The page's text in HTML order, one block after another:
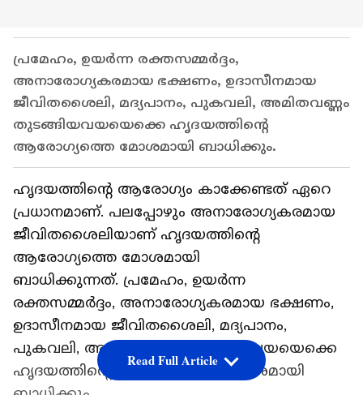
പ്രമേഹം, ഉയര്‍ന്ന രക്തസമ്മര്‍ദ്ദം,
അനാരോഗ്യകരമായ ഭക്ഷണം, ഉദാസീനമായ
ജീവിതശൈലി, മദ്യപാനം, പുകവലി, അമിതവണ്ണം
തുടങ്ങിയവയയെക്കെ ഹൃദയത്തിന്‍റെ
ആരോഗ്യത്തെ മോശമായി ബാധിക്കും.
ഹൃദയത്തിന്‍റെ ആരോഗ്യം കാക്കേണ്ടത് ഏറെ
പ്രധാനമാണ്. പലപ്പോഴും അനാരോഗ്യകരമായ
ജീവിതശൈലിയാണ് ഹൃദയത്തിന്‍റെ
ആരോഗ്യത്തെ മോശമായി
ബാധിക്കുന്നത്. പ്രമേഹം, ഉയര്‍ന്ന
രക്തസമ്മര്‍ദ്ദം, അനാരോഗ്യകരമായ ഭക്ഷണം,
ഉദാസീനമായ ജീവിതശൈലി, മദ്യപാനം,
പുകവലി, അമിതവണ്ണം തുടങ്ങിയവയയെക്കെ
ഹൃദയത്തിന്‍റെ ആരോഗ്യത്തെ മോശമായി
Read Full Article